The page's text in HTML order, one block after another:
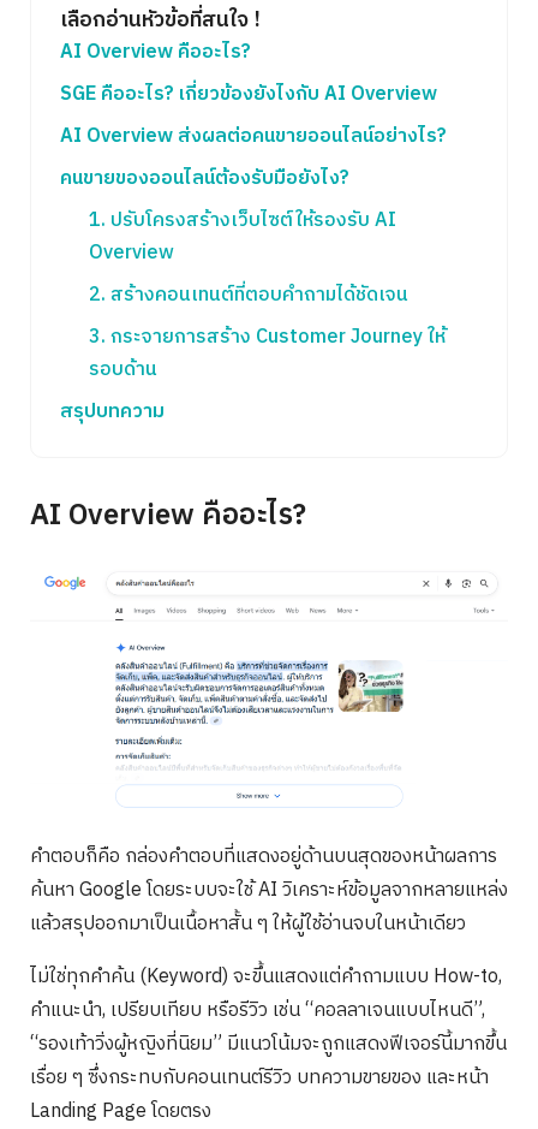
เลือกอ่านหัวข้อที่สนใจ !
AI Overview คืออะไร?
SGE คืออะไร? เกี่ยวข้องยังไงกับ AI Overview
AI Overview ส่งผลต่อคนขายออนไลน์อย่างไร?
คนขายของออนไลน์ต้องรับมือยังไง?
1. ปรับโครงสร้างเว็บไซต์ให้รองรับ AI
Overview
2. สร้างคอนเทนต์ที่ตอบคำถามได้ชัดเจน
3. กระจายการสร้าง Customer Journey ให้
รอบด้าน
สรุปบทความ
AI Overview คืออะไร?
คำตอบก็คือ กล่องคำตอบที่แสดงอยู่ด้านบนสุดของหน้าผลการ
ค้นหา Google โดยระบบจะใช้ AI วิเคราะห์ข้อมูลจากหลายแหล่ง
แล้วสรุปออกมาเป็นเนื้อหาสั้น ๆ ให้ผู้ใช้อ่านจบในหน้าเดียว
ไม่ใช่ทุกคำค้น (Keyword) จะขึ้นแสดงแต่คำถามแบบ How-to,
คำแนะนำ, เปรียบเทียบ หรือรีวิว เช่น “คอลลาเจนแบบไหนดี”,
“รองเท้าวิ่งผู้หญิงที่นิยม” มีแนวโน้มจะถูกแสดงฟีเจอร์นี้มากขึ้น
เรื่อย ๆ ซึ่งกระทบกับคอนเทนต์รีวิว บทความขายของ และหน้า
Landing Page โดยตรง